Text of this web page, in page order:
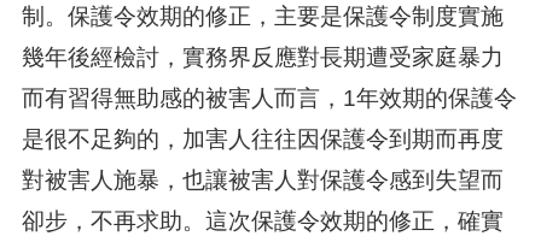
制。保護令效期的修正，主要是保護令制度實施
幾年後經檢討，實務界反應對長期遭受家庭暴力
而有習得無助感的被害人而言，1年效期的保護令
是很不足夠的，加害人往往因保護令到期而再度
對被害人施暴，也讓被害人對保護令感到失望而
卻步，不再求助。這次保護令效期的修正，確實